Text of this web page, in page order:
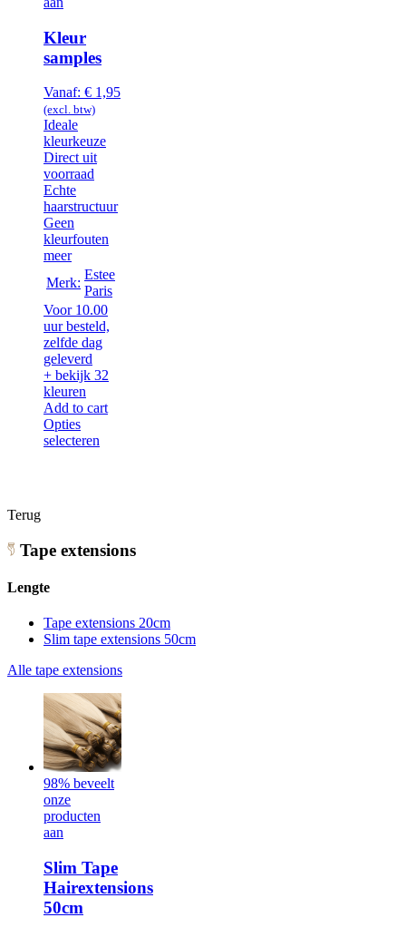
Kleur
samples
Vanaf: € 1,95
(excl. btw)
Ideale
kleurkeuze
Direct uit
voorraad
Echte
haarstructuur
Geen
kleurfouten
meer
Merk:
Estee
Paris
Voor 10.00
uur besteld,
zelfde dag
geleverd
+ bekijk 32
kleuren
Add to cart
Opties
selecteren
Terug
Tape extensions
Lengte
Tape extensions 20cm
Slim tape extensions 50cm
Alle tape extensions
98% beveelt
onze
producten
aan
Slim Tape
Hairextensions
50cm